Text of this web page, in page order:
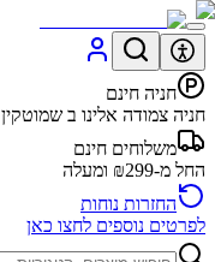
חניה חינם
חניה צמודה אלינו ב שמוטקין 19 ראשון לציון
משלוחים חינם
החל מ-₪299 ומעלה
החזרות נוחות
לפרטים נוספים לחצו כאן